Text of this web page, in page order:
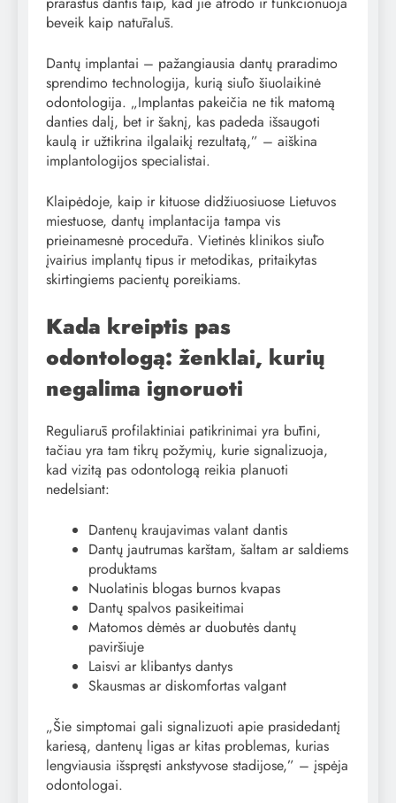
beveik kaip natūralūs.
Dantų implantai – pažangiausia dantų praradimo
sprendimo technologija, kurią siūlo šiuolaikinė
odontologija. „Implantas pakeičia ne tik matomą
danties dalį, bet ir šaknį, kas padeda išsaugoti
kaulą ir užtikrina ilgalaikį rezultatą,” – aiškina
implantologijos specialistai.
Klaipėdoje, kaip ir kituose didžiuosiuose Lietuvos
miestuose, dantų implantacija tampa vis
prieinamesnė procedūra. Vietinės klinikos siūlo
įvairius implantų tipus ir metodikas, pritaikytas
skirtingiems pacientų poreikiams.
Kada kreiptis pas
odontologą: ženklai, kurių
negalima ignoruoti
Reguliarūs profilaktiniai patikrinimai yra būtini,
tačiau yra tam tikrų požymių, kurie signalizuoja,
kad vizitą pas odontologą reikia planuoti
nedelsiant:
Dantenų kraujavimas valant dantis
Dantų jautrumas karštam, šaltam ar saldiems
produktams
Nuolatinis blogas burnos kvapas
Dantų spalvos pasikeitimai
Matomos dėmės ar duobutės dantų
paviršiuje
Laisvi ar klibantys dantys
Skausmas ar diskomfortas valgant
„Šie simptomai gali signalizuoti apie prasidedantį
kariesą, dantenų ligas ar kitas problemas, kurias
lengviausia išspręsti ankstyvose stadijose,” – įspėja
odontologai.